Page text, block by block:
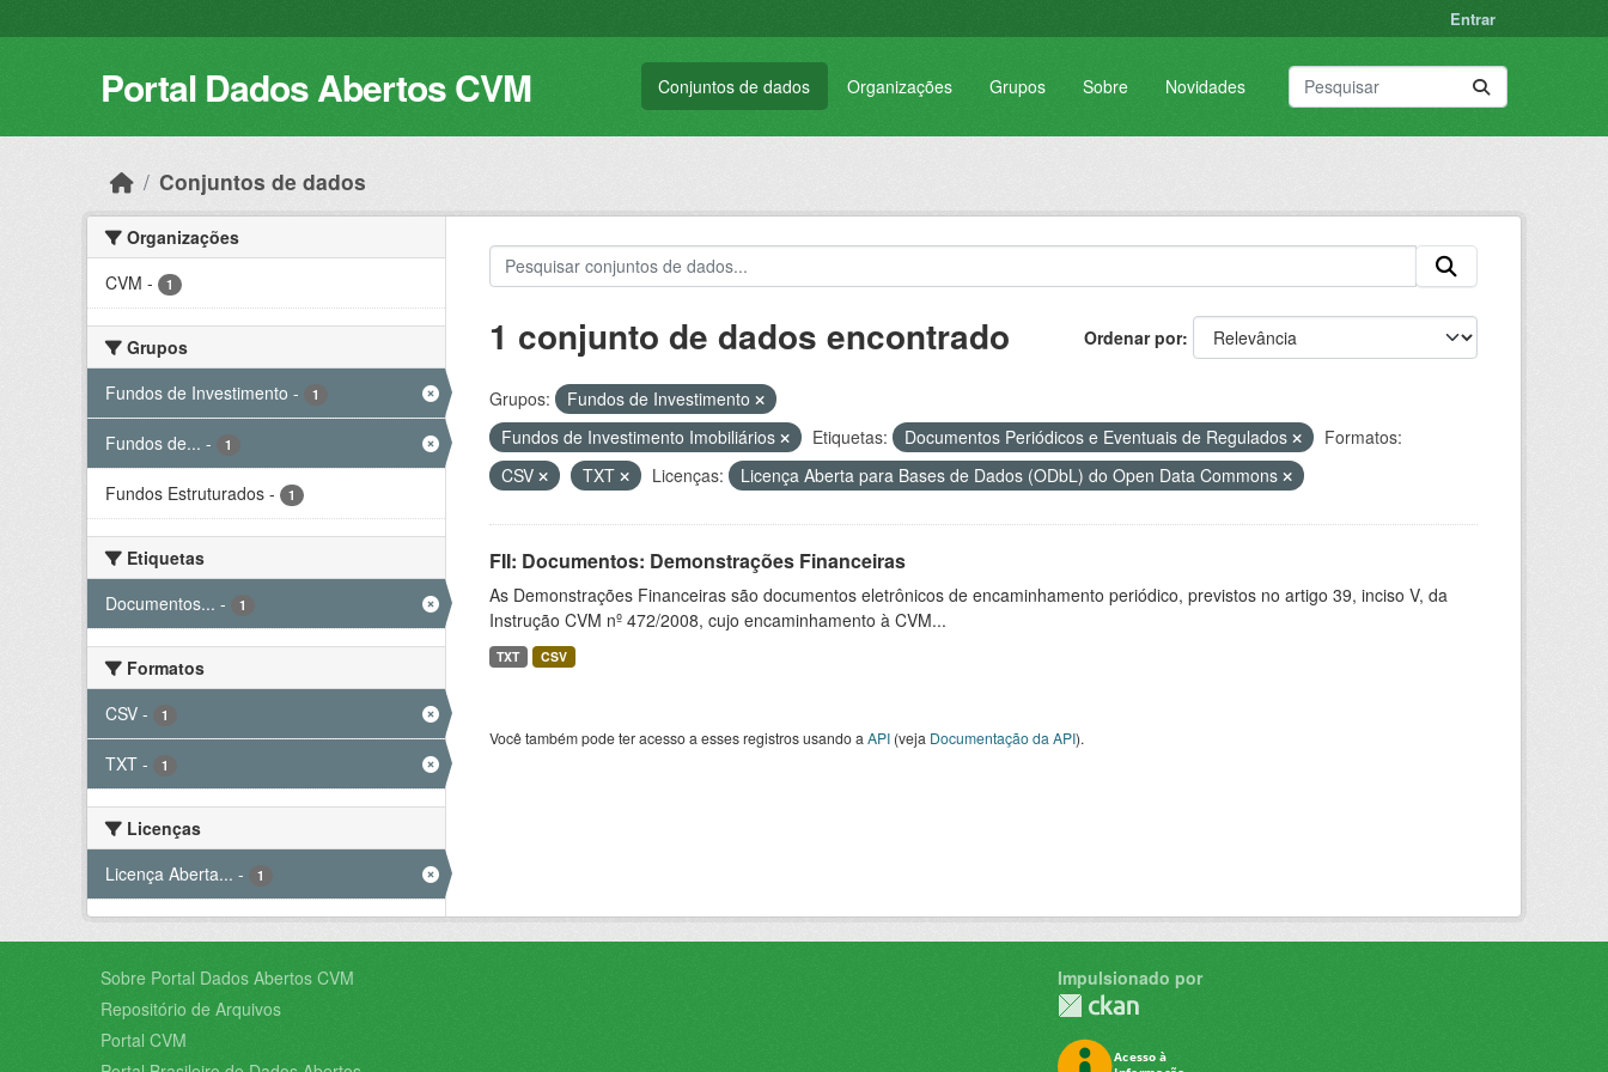
Entrar
Portal Dados Abertos CVM Conjuntos de dados Organizações Grupos Sobre Novidades
Conjuntos de dados
Organizações
CVM - 1
Grupos
Fundos de Investimento - 1
Fundos de... - 1
Fundos Estruturados - 1
Etiquetas
Documentos... - 1
Formatos
CSV - 1
TXT - 1
Licenças
Licença Aberta... - 1
Ordenar por
1 conjunto de dados encontrado
Grupos:
Fundos de Investimento
Fundos de Investimento Imobiliários
Etiquetas: Documentos Periódicos e Eventuais de Regulados
Formatos:
CSV
TXT Licenças: Licença Aberta para Bases de Dados (ODbL) do Open Data Commons
FII: Documentos: Demonstrações Financeiras
As Demonstrações Financeiras são documentos eletrônicos de encaminhamento periódico, previstos no artigo 39, inciso V, da
Instrução CVM nº 472/2008, cujo encaminhamento à CVM...
TXT CSV
Você também pode ter acesso a esses registros usando a API(veja Documentação da API).
Sobre Portal Dados Abertos CVM
Repositório de Arquivos
Portal CVM
Impulsionado por